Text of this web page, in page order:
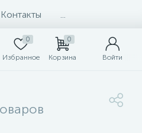
Контакты
0
Избранное
0
Корзина Войти